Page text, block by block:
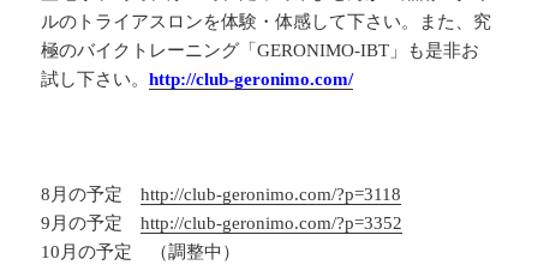
ルのトライアスロンを体験・体感して下さい。また、究
極のバイクトレーニング「GERONIMO-IBT」も是非お
試し下さい。http://club-geronimo.com/
8月の予定http://club-geronimo.com/?p=3118
9月の予定http://club-geronimo.com/?p=3352
10月の予定 （調整中）